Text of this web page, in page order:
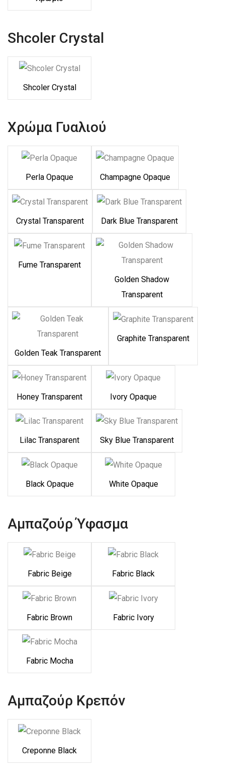
Shcoler Crystal
Shcoler Crystal
Χρώμα Γυαλιού
Perla Opaque Champagne Opaque
Crystal Transparent Dark Blue Transparent
Fume Transparent
Golden Shadow
Transparent
Golden Teak Transparent
Graphite Transparent
Honey Transparent Ivory Opaque
Lilac Transparent Sky Blue Transparent
Black Opaque White Opaque
Αμπαζούρ Ύφασμα
Fabric Beige Fabric Black
Fabric Brown Fabric Ivory
Fabric Mocha
Αμπαζούρ Κρεπόν
Creponne Black